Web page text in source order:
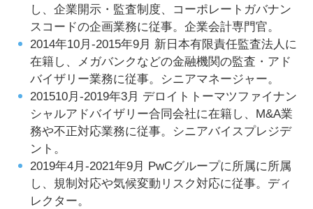
し、企業開示・監査制度、コーポレートガバナン
スコードの企画業務に従事。企業会計専門官。
2014年10月-2015年9月 新日本有限責任監査法人に
在籍し、メガバンクなどの金融機関の監査・アド
バイザリー業務に従事。シニアマネージャー。
201510月-2019年3月 デロイトトーマツファイナン
シャルアドバイザリー合同会社に在籍し、M&A業
務や不正対応業務に従事。シニアバイスプレジデ
ント。
2019年4月-2021年9月 PwCグループに所属に所属
し、規制対応や気候変動リスク対応に従事。ディ
レクター。